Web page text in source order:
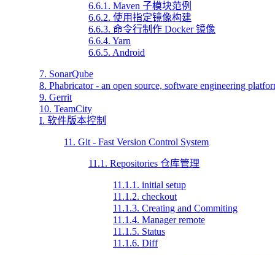
6.6.1. Maven 子模块范例
6.6.2. 使用指定镜像构建
6.6.3. 命令行制作 Docker 镜像
6.6.4. Yarn
6.6.5. Android
7. SonarQube
8. Phabricator - an open source, software engineering
9. Gerrit
10. TeamCity
I. 软件版本控制
11. Git - Fast Version Control System
11.1. Repositories 仓库管理
11.1.1. initial setup
11.1.2. checkout
11.1.3. Creating and Commiting
11.1.4. Manager remote
11.1.5. Status
11.1.6. Diff